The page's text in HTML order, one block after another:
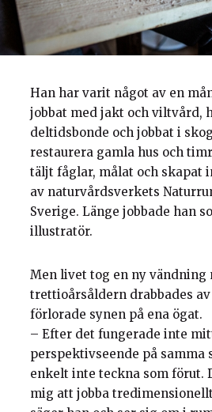
Han har varit något av en
jobbat med jakt och viltvård,
deltidsbonde och jobbat i
restaurera gamla hus och
täljt fåglar, målat och skapat
av naturvårdsverkets
Sverige. Länge jobbade han
illustratör.
Men livet tog en ny vändning
trettioårsåldern drabbades
förlorade synen på ena ögat.
– Efter det fungerade inte
perspektivseende på samma
enkelt inte teckna som förut.
mig att jobba